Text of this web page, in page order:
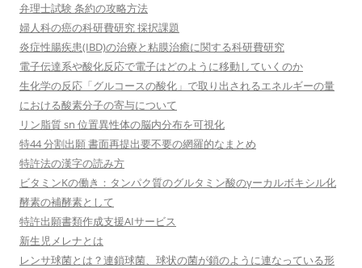
弁理士試験 条約の攻略方法
婦人科の癌の科研費研究 採択課題
炎症性腸疾患(IBD)の治療と粘膜治癒に関する科研費研究
電子伝達系や酸化反応で電子はどのように移動していくのか
生化学の反応「グルコースの酸化」で取り出されるエネルギーの量
における酸素分子の寄与について
リン脂質 sn 位置異性体の脳内分布を可視化
特44 分割出願 書面再提出要不要の網羅的なまとめ
特許法の漢字の読み方
ビタミンKの働き：タンパク質のグルタミン酸のγーカルボキシル化
酵素の補酵素として
特許出願書類作成支援AIサービス
新生児メレナとは
レンサ球菌とは？連鎖球菌、球状の菌が鎖のように連なっている形